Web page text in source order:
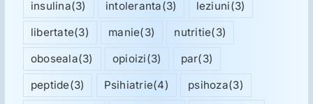
insulina(3) intoleranta(3) leziuni(3)
libertate(3) manie(3) nutritie(3)
oboseala(3) opioizi(3) par(3)
peptide(3) Psihiatrie(4) psihoza(3)